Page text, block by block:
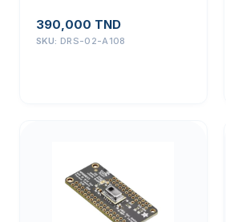
390,000 TND
SKU: DRS-02-A108